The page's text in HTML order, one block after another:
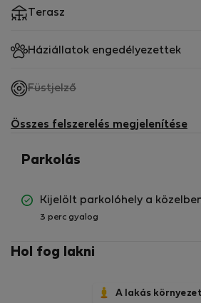
Terasz
Háziállatok engedélyezettek
Füstjelző,
elérhető
Összes felszerelés megjelenítése
Parkolás
Kijelölt parkolóhely a
3 perc gyalog
Hol fog lakni
A lakás